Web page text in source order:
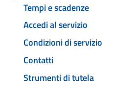
Tempi e scadenze
Accedi al servizio
Condizioni di servizio
Contatti
Strumenti di tutela